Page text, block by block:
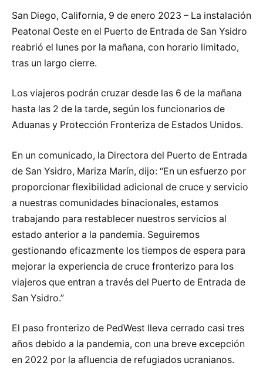
San Diego, California, 9 de enero 2023 – La instalación
Peatonal Oeste en el Puerto de Entrada de San Ysidro
reabrió el lunes por la mañana, con horario limitado,
tras un largo cierre.
Los viajeros podrán cruzar desde las 6 de la mañana
hasta las 2 de la tarde, según los funcionarios de
Aduanas y Protección Fronteriza de Estados Unidos.
En un comunicado, la Directora del Puerto de Entrada
de San Ysidro, Mariza Marín, dijo: “En un esfuerzo por
proporcionar flexibilidad adicional de cruce y servicio
a nuestras comunidades binacionales, estamos
trabajando para restablecer nuestros servicios al
estado anterior a la pandemia. Seguiremos
gestionando eficazmente los tiempos de espera para
mejorar la experiencia de cruce fronterizo para los
viajeros que entran a través del Puerto de Entrada de
San Ysidro.”
El paso fronterizo de PedWest lleva cerrado casi tres
años debido a la pandemia, con una breve excepción
en 2022 por la afluencia de refugiados ucranianos.